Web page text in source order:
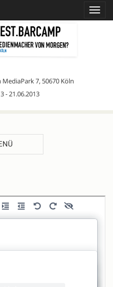
MediaPark 7, 50670 Köln
- 21.06.2013